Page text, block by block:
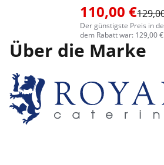
110,00 €
Der günstigste Preis in
dem Rabatt war: 129,00 €
Über die Marke